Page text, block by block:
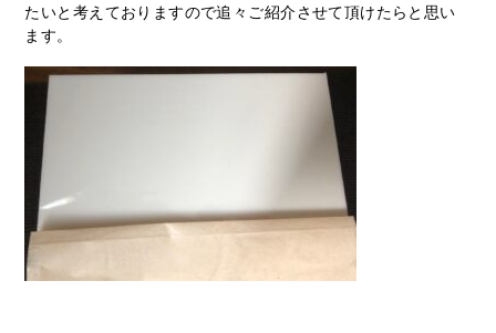
たいと考えておりますので追々ご紹介させて頂けたらと思い
ます。